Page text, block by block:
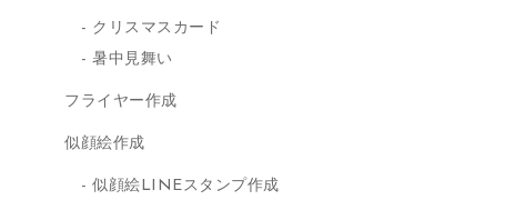
クリスマスカード
暑中見舞い
フライヤー作成
似顔絵作成
似顔絵LINEスタンプ作成